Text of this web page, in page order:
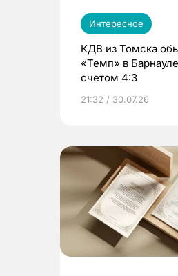
Интересное
КДВ из Томска
«Темп» в
счетом 4:3
21:32 / 30.07.26